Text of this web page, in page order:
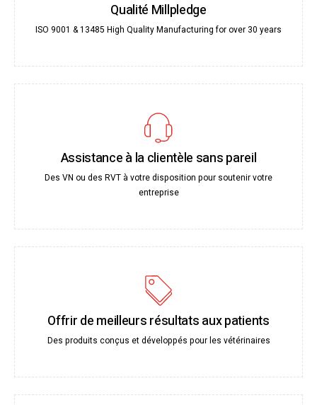
Qualité Millpledge
ISO 9001 & 13485 High Quality Manufacturing for over 30 years
Assistance à la clientèle sans pareil
Des VN ou des RVT à votre disposition pour soutenir votre
entreprise
Offrir de meilleurs résultats aux patients
Des produits conçus et développés pour les vétérinaires